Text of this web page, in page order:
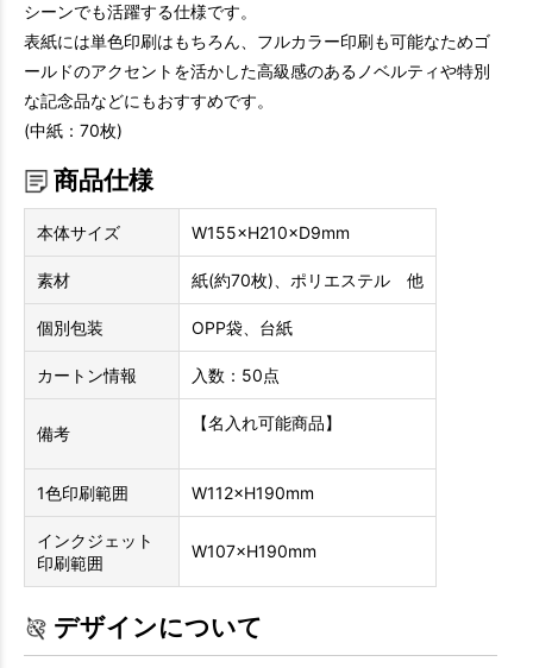
シーンでも活躍する仕様です。
表紙には単色印刷はもちろん、フルカラー印刷も可能なためゴ
ールドのアクセントを活かした高級感のあるノベルティや特別
な記念品などにもおすすめです。
(中紙：70枚)
商品仕様
本体サイズ W155×H210×D9mm
素材 紙(約70枚)、ポリエステル 他
個別包装 OPP袋、台紙
カートン情報 入数：50点
備考
【名入れ可能商品】
1色印刷範囲 W112×H190mm
インクジェット
印刷範囲
W107×H190mm
デザインについて